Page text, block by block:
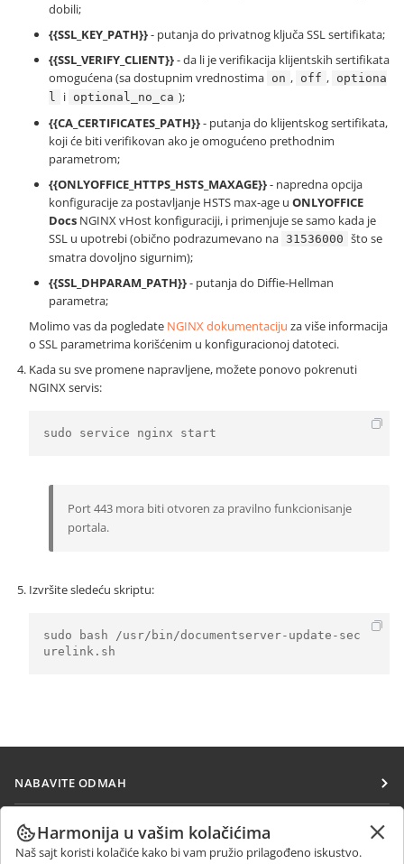
dobili;
{{SSL_KEY_PATH}}- putanja do privatnog ključa SSL sertifikata;
{{SSL_VERIFY_CLIENT}}- da li je verifikacija klijentskih sertifikata
omogućena (sa dostupnim vrednostima on , off , optiona
l
i optional_no_ca );
{{CA_CERTIFICATES_PATH}}- putanja do klijentskog sertifikata,
koji će biti verifikovan ako je omogućeno prethodnim
parametrom;
{{ONLYOFFICE_HTTPS_HSTS_MAXAGE}}- napredna opcija
konfiguracije za postavljanje HSTS max-age u ONLYOFFICE
Docs NGINX vHost konfiguraciji, i primenjuje se samo kada je
SSL u upotrebi (obično podrazumevano na 31536000 što se
smatra dovoljno sigurnim);
{{SSL_DHPARAM_PATH}}- putanja do Diffie-Hellman
parametra;
Molimo vas da pogledate NGINX dokumentaciju za više informacija
o SSL parametrima korišćenim u konfiguracionoj datoteci.
Kada su sve promene napravljene, možete ponovo pokrenuti
NGINX servis:
sudo service nginx start
Port 443 mora biti otvoren za pravilno funkcionisanje
portala.
Izvršite sledeću skriptu:
sudo bash /usr/bin/documentserver-update-sec
urelink.sh
NABAVITE ODMAH
Docs
DocSpace
SARAĐUJTE
Za doprinosioce
Harmonija u vašim kolačićima
Naš sajt koristi kolačiće kako bi vam pružio prilagođeno iskustvo.